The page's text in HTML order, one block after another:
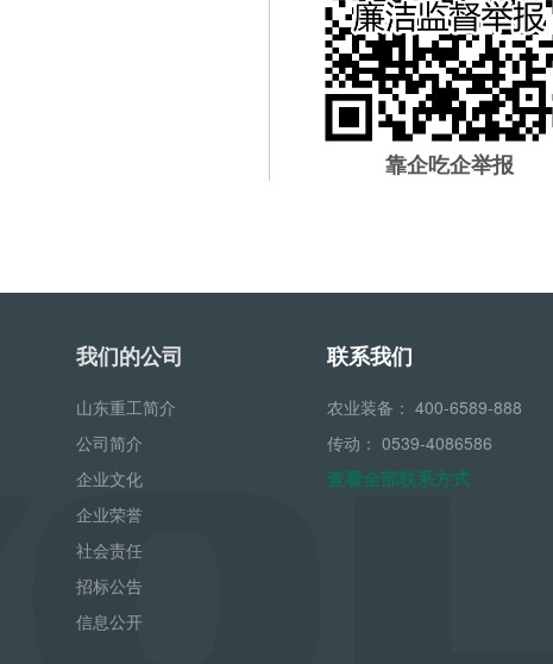
靠企吃企举报
我们的公司
山东重工简介
公司简介
企业文化
企业荣誉
社会责任
招标公告
信息公开
联系我们
农业装备：400-6589-888
传动：0539-4086586
查看全部联系方式